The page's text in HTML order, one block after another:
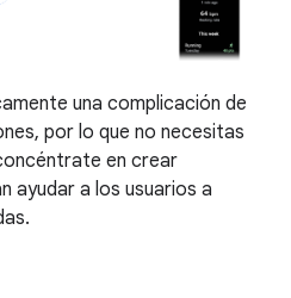
una complicación de
por lo que no necesitas
en crear
ayudar a los usuarios a